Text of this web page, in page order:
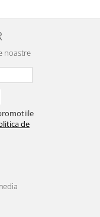
noastre
de